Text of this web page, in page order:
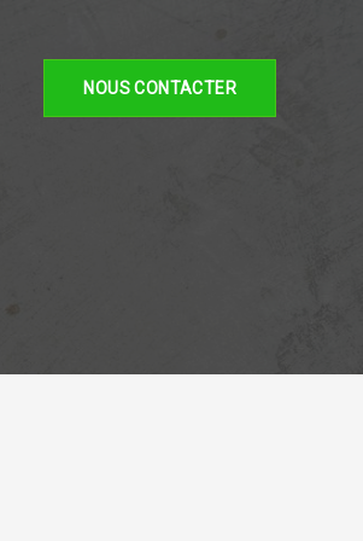
NOUS CONTACTER